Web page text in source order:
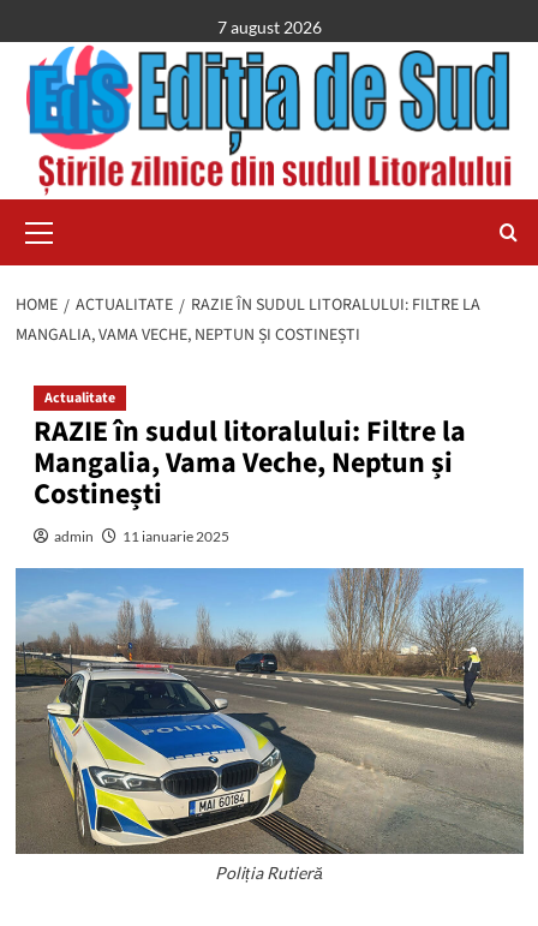
to
content
7 august 2026
Menu
HOME ACTUALITATE
RAZIE ÎN SUDUL LITORALULUI: FILTRE LA
MANGALIA, VAMA VECHE, NEPTUN ȘI COSTINEȘTI
Actualitate
RAZIE în sudul litoralului: Filtre la
Mangalia, Vama Veche, Neptun și
Costinești
admin 11 ianuarie 2025
Poliția Rutieră